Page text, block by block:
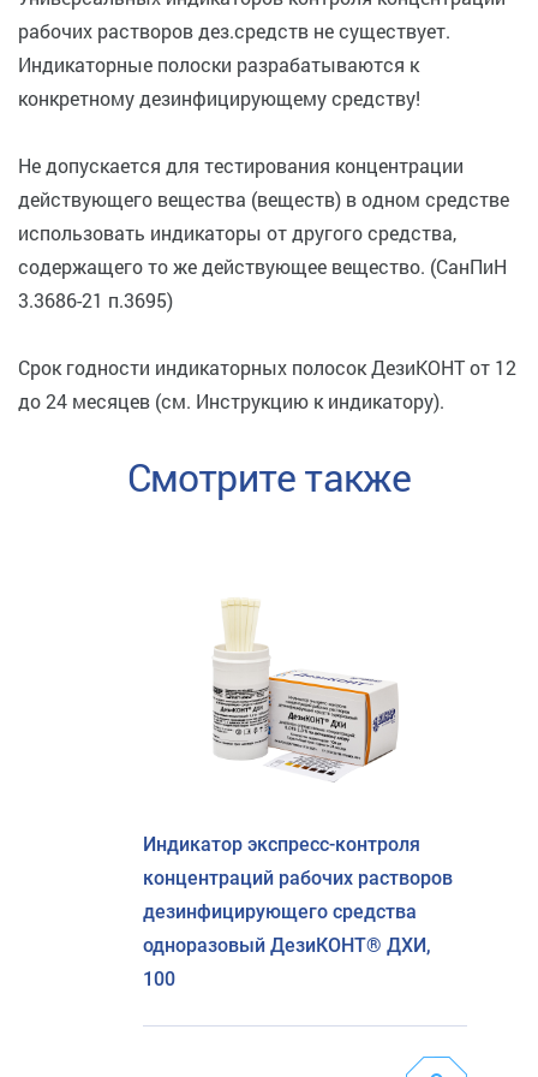
рабочих растворов дез.средств не существует.
Индикаторные полоски разрабатываются к
конкретному дезинфицирующему средству!
Не допускается для тестирования концентрации
действующего вещества (веществ) в одном средстве
использовать индикаторы от другого средства,
содержащего то же действующее вещество. (СанПиН
3.3686-21 п.3695)
Срок годности индикаторных полосок ДезиКОНТ от 12
до 24 месяцев (см. Инструкцию к индикатору).
Смотрите также
Индикатор экспресс-контроля
концентраций рабочих растворов
дезинфицирующего средства
одноразовый ДезиКОНТ® ДХИ,
100